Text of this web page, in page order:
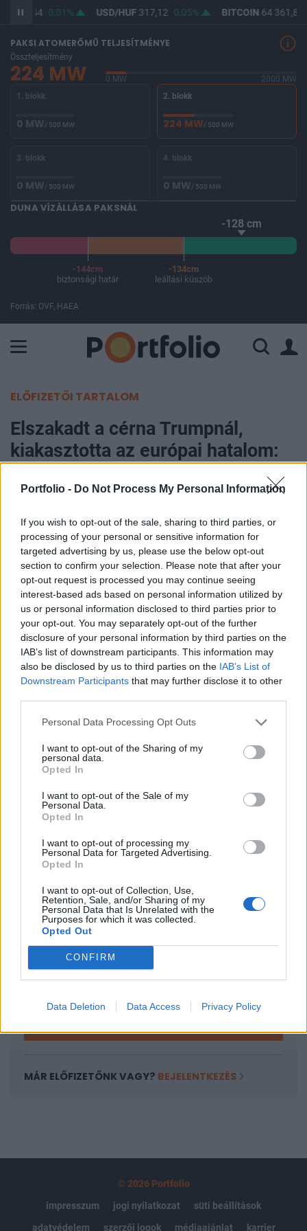
Portfolio - Do Not Process My Personal Information
If you wish to opt-out of the sale, sharing to third parties, or
processing of your personal or sensitive information for
targeted advertising by us, please use the below opt-out
section to confirm your selection. Please note that after your
opt-out request is processed you may continue seeing
interest-based ads based on personal information utilized by
us or personal information disclosed to third parties prior to
your opt-out. You may separately opt-out of the further
disclosure of your personal information by third parties on the
IAB’s list of downstream participants. This information may
also be disclosed by us to third parties on the IAB’s List of
Downstream Participants that may further disclose it to other
Personal Data Processing Opt Outs
I want to opt-out of the Sharing of my
personal data.
Opted In
I want to opt-out of the Sale of my
Personal Data.
Opted In
I want to opt-out of processing my
Personal Data for Targeted Advertising.
Opted In
I want to opt-out of Collection, Use,
Retention, Sale, and/or Sharing of my
Personal Data that Is Unrelated with the
Purposes for which it was collected.
Opted Out
CONFIRM
Data Deletion Data Access Privacy Policy
365,44 0,01% USD/HUF317,12 0,05% BITCOIN64 361,82
PAKSI ATOMERŐMŰ TELJESÍTMÉNYE
Összteljesítmény
224 MW 0 MW
2000 MW
1. blokk
0 MW/ 500 MW
2. blokk
224 MW/ 500 MW
3. blokk
0 MW/ 500 MW
4. blokk
0 MW/ 500 MW
DUNA VÍZÁLLÁSA PAKSNÁL
-128 cm
-144cm
biztonsági határ
-134cm
leállási küszöb
Forrás: OVF, HAEA
ELŐFIZETŐI TARTALOM
Elszakadt a cérna Trumpnál,
kiakasztotta az európai hatalom:
megszakítja a teljes kapcsolatot
2026. július 08. 11:06
Donald Trump amerikai elnök a NATO ankarai
csúcstalálkozóján arra utasította Scott Bessent
amerikai pénzügyminisztert, hogy állítsa le az
Egyesült Államok Spanyolországgal folytatott
teljes kereskedelmét, miután Madridot "szörnyű
partnernek" nevezte a védelmi szövetségben - írja
a Reuters.
semmilyen üzletet nem kíván bonyolítani az országgal.
Spanyolország semmiben sem ért egyet, nem kellene
cipelnünk őket - mondta Trump Ruttének. Bessenthez
fordulva hozzátette: "Nem akarok velük semmilyen
kereskedelmet, rendben?", mire a miniszter csak annyit
felelt:...
KEDVES OLVASÓNK!
tartozik, melynek olvasása előfizetéses
regisztrációhoz kötött.
Az előfizetés a következőket tartalmazza:
Portfolio.hu teljes cikkarchívum
MÁR ELŐFIZETŐNK VAGY? BEJELENTKEZÉS
© 2026 Portfolio
impresszum
jogi nyilatkozat
süti beállítások
adatvédelem
szerzői jogok médiaajánlat karrier